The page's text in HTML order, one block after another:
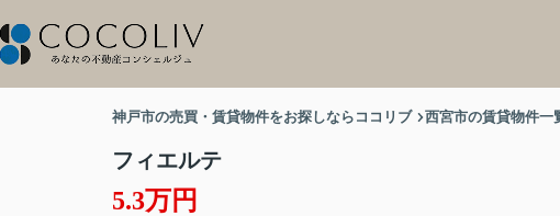
神戸市の売買・賃貸物件をお探しならココリブ 西宮市の賃貸物件一
フィエルテ
5.3万円